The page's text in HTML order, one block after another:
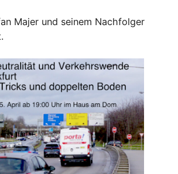
Majer und seinem Nachfolger